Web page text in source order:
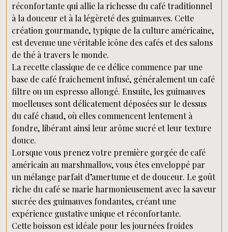
réconfortante qui allie la richesse du café traditionnel
à la douceur et à la légèreté des guimauves. Cette
création gourmande, typique de la culture américaine,
est devenue une véritable icône des cafés et des salons
de thé à travers le monde.
La recette classique de ce délice commence par une
base de café fraîchement infusé, généralement un café
filtre ou un espresso allongé. Ensuite, les guimauves
moelleuses sont délicatement déposées sur le dessus
du café chaud, où elles commencent lentement à
fondre, libérant ainsi leur arôme sucré et leur texture
douce.
Lorsque vous prenez votre première gorgée de café
américain au marshmallow, vous êtes enveloppé par
un mélange parfait d’amertume et de douceur. Le goût
riche du café se marie harmonieusement avec la saveur
sucrée des guimauves fondantes, créant une
expérience gustative unique et réconfortante.
Cette boisson est idéale pour les journées froides